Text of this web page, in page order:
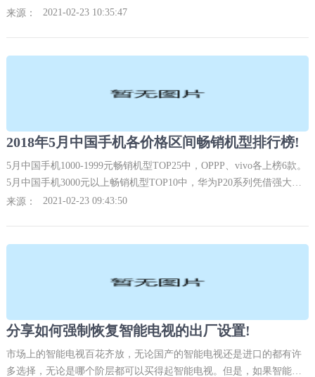
为、视见科技等十余家国内外知名企业参与。
来源： 2021-02-23 10:35:47
2018年5月中国手机各价格区间畅销机型排行榜!
5月中国手机1000-1999元畅销机型TOP25中，OPPP、vivo各上榜6款。
5月中国手机3000元以上畅销机型TOP10中，华为P20系列凭借强大的
夜拍功能获得消费者的持续热捧，稳坐前二。
来源： 2021-02-23 09:43:50
分享如何强制恢复智能电视的出厂设置!
市场上的智能电视百花齐放，无论国产的智能电视还是进口的都有许
多选择，无论是哪个阶层都可以买得起智能电视。但是，如果智能电